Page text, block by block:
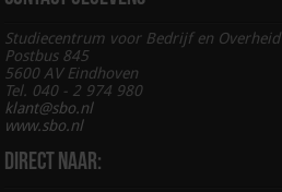
Studiecentrum voor Bedrijf en Overheid
Postbus 845
5600 AV Eindhoven
Tel. 040 - 2 974 980
klant@sbo.nl
www.sbo.nl
Direct naar: